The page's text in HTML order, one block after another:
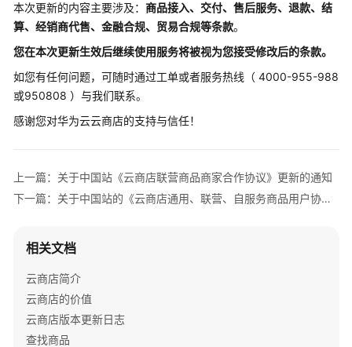
客
户
务
商
指
台
规
通
知
协
议
本次更新的内容主要涉及： 商品接入、交付、售后服务、退款、结
算、经销商代售、金融合规、贸易合规等条款。
您在本次更新生效后继续使用服务将被视为您接受修改后的条款。
如您有任何问题，可随时通过工单或者服务热线（ 4000-955-988
或950808 ）与我们联系。
感谢您对华为云云商店的支持与信任！
上一篇：关于中国站《云商店联营商品商家合作协议》更新的通知
下一篇：关于中国站的《云商店通用、联营、自服务商品用户协议》更新的通知
相关文档
云商店简介
云商店的价值
云商店版本更新日志
查找商品